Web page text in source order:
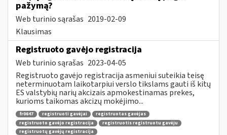
pažymą?
Web turinio sąrašas 2019-02-09
Klausimas
Registruoto gavėjo registracija
Web turinio sąrašas 2023-04-05
Registruoto gavėjo registracija asmeniui suteikia teisę
neterminuotam laikotarpiui verslo tikslams gauti iš kitų
ES valstybių narių akcizais apmokestinamas prekes,
kurioms taikomas akcizų mokėjimo...
fr0647 registruoti gavėjai
registruotas gavėjas
registruoto gavėjo registracija
registruotis registruotu gavėju
registruotų gavėjų registracija